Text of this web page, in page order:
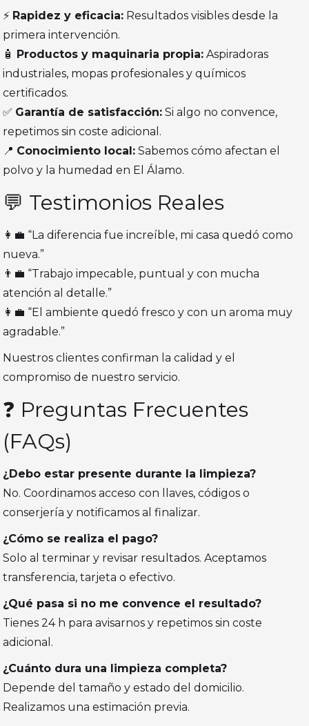
⚡ Rapidez y eficacia: Resultados visibles desde la
primera intervención.
🧴
Productos y maquinaria propia: Aspiradoras
industriales, mopas profesionales y químicos
certificados.
✅ Garantía de satisfacción: Si algo no convence,
repetimos sin coste adicional.
📍 Conocimiento local: Sabemos cómo afectan el
polvo y la humedad en El Álamo.
💬 Testimonios Reales
👩‍💼 “La diferencia fue increíble, mi casa quedó como
nueva.”
👨‍💼 “Trabajo impecable, puntual y con mucha
atención al detalle.”
👩‍💼 “El ambiente quedó fresco y con un aroma muy
agradable.”
Nuestros clientes confirman la calidad y el
compromiso de nuestro servicio.
❓ Preguntas Frecuentes
(FAQs)
¿Debo estar presente durante la limpieza?
No. Coordinamos acceso con llaves, códigos o
conserjería y notificamos al finalizar.
¿Cómo se realiza el pago?
Solo al terminar y revisar resultados. Aceptamos
transferencia, tarjeta o efectivo.
¿Qué pasa si no me convence el resultado?
Tienes 24 h para avisarnos y repetimos sin coste
adicional.
¿Cuánto dura una limpieza completa?
Depende del tamaño y estado del domicilio.
Realizamos una estimación previa.